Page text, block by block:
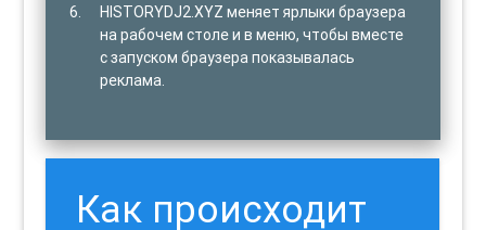
HISTORYDJ2.XYZ меняет ярлыки браузера
на рабочем столе и в меню, чтобы вместе
с запуском браузера показывалась
реклама.
Как происходит